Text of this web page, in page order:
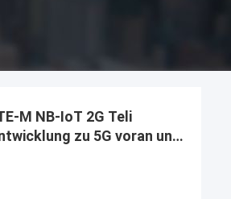
M NB-IoT 2G Teli
zu 5G voran und